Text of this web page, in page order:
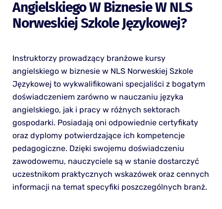
Angielskiego W Biznesie W NLS
Norweskiej Szkole Językowej?
Instruktorzy prowadzący branżowe kursy
angielskiego w biznesie w NLS Norweskiej Szkole
Językowej to wykwalifikowani specjaliści z bogatym
doświadczeniem zarówno w nauczaniu języka
angielskiego, jak i pracy w różnych sektorach
gospodarki. Posiadają oni odpowiednie certyfikaty
oraz dyplomy potwierdzające ich kompetencje
pedagogiczne. Dzięki swojemu doświadczeniu
zawodowemu, nauczyciele są w stanie dostarczyć
uczestnikom praktycznych wskazówek oraz cennych
informacji na temat specyfiki poszczególnych branż.